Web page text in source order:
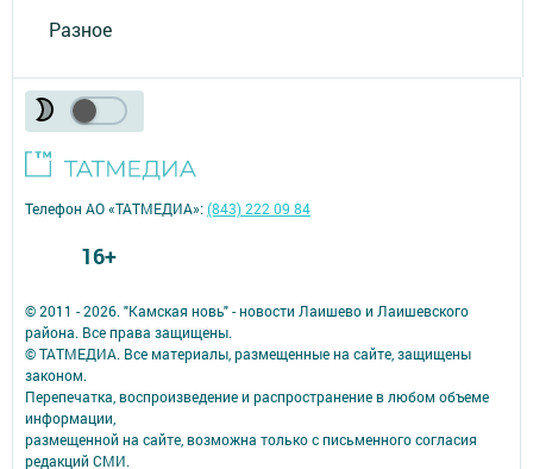
Разное
© 2011 - 2026. "Камская новь" - новости Лаишево и Лаишевского
района. Все права защищены.
© ТАТМЕДИА. Все материалы, размещенные на сайте, защищены
законом.
Перепечатка, воспроизведение и распространение в любом объеме
информации,
размещенной на сайте, возможна только с письменного согласия
редакций СМИ.
Телефон АО «ТАТМЕДИА»:(843) 222 09 84
16+